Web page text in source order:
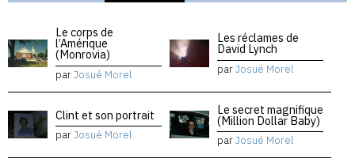
Le corps de
l’Amérique
(Monrovia)
parJosué Morel
Les réclames de
David Lynch
parJosué Morel
Clint et son portrait
parJosué Morel
Le secret magnifique
(Million Dollar Baby)
parJosué Morel